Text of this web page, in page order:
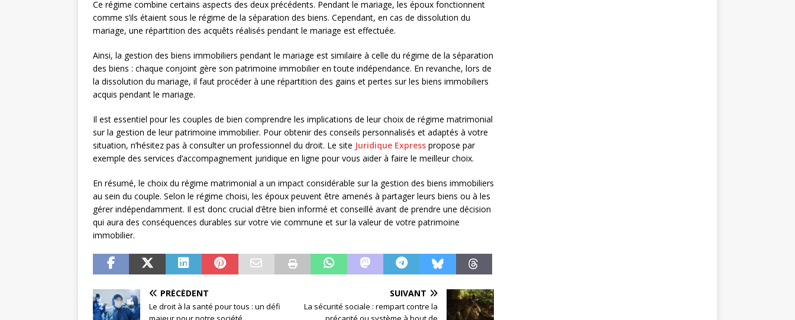
Ce régime combine certains aspects des deux précédents. Pendant le mariage, les époux fonctionnent
comme s’ils étaient sous le régime de la séparation des biens. Cependant, en cas de dissolution du
mariage, une répartition des acquêts réalisés pendant le mariage est effectuée.
Ainsi, la gestion des biens immobiliers pendant le mariage est similaire à celle du régime de la séparation
des biens : chaque conjoint gère son patrimoine immobilier en toute indépendance. En revanche, lors de
la dissolution du mariage, il faut procéder à une répartition des gains et pertes sur les biens immobiliers
acquis pendant le mariage.
Il est essentiel pour les couples de bien comprendre les implications de leur choix de régime matrimonial
sur la gestion de leur patrimoine immobilier. Pour obtenir des conseils personnalisés et adaptés à votre
situation, n’hésitez pas à consulter un professionnel du droit. Le site Juridique Express propose par
exemple des services d’accompagnement juridique en ligne pour vous aider à faire le meilleur choix.
En résumé, le choix du régime matrimonial a un impact considérable sur la gestion des biens immobiliers
au sein du couple. Selon le régime choisi, les époux peuvent être amenés à partager leurs biens ou à les
gérer indépendamment. Il est donc crucial d’être bien informé et conseillé avant de prendre une décision
qui aura des conséquences durables sur votre vie commune et sur la valeur de votre patrimoine
immobilier.
PRÉCÉDENT
Le droit à la santé pour tous : un défi
SUIVANT
La sécurité sociale : rempart contre la